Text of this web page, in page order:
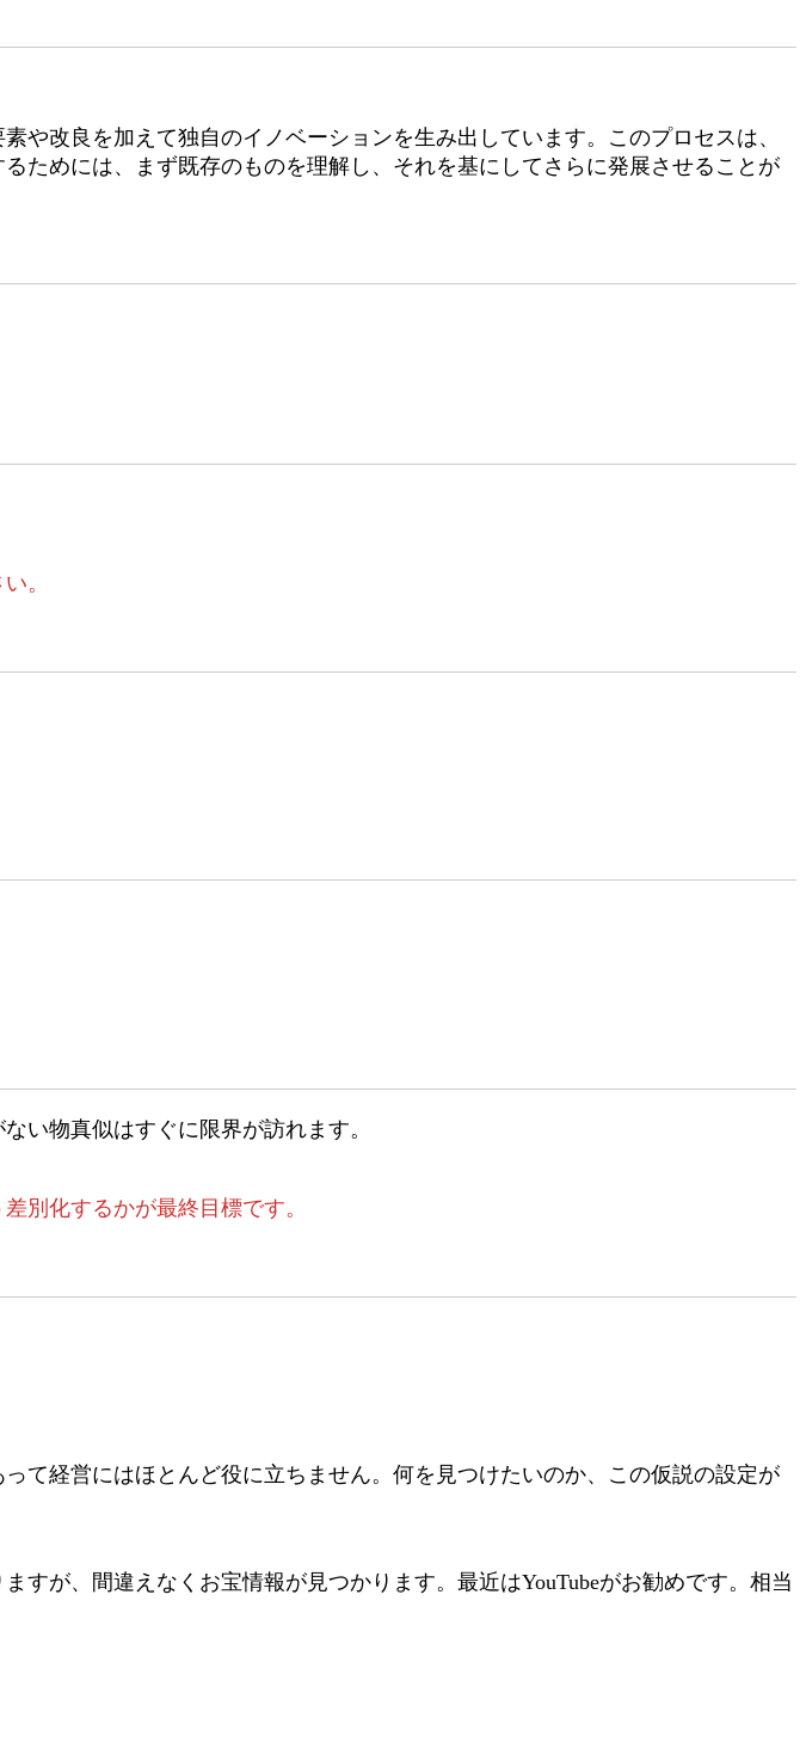
改良を加えて独自のイノベーションを生み出しています。このプロセスは、
ためには、まず既存のものを理解し、それを基にしてさらに発展させることが
。
い物真似はすぐに限界が訪れます。
別化するかが最終目標です。
て経営にはほとんど役に立ちません。何を見つけたいのか、この仮説の設定が
が、間違えなくお宝情報が見つかります。最近はYouTubeがお勧めです。相当